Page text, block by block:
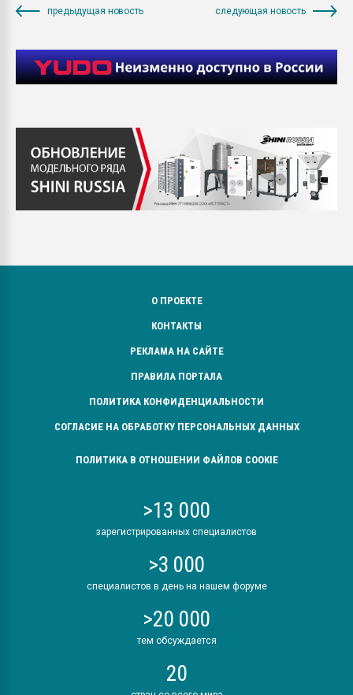
предыдущая новость следующая новость
О ПРОЕКТЕ
КОНТАКТЫ
РЕКЛАМА НА САЙТЕ
ПРАВИЛА ПОРТАЛА
ПОЛИТИКА КОНФИДЕНЦИАЛЬНОСТИ
СОГЛАСИЕ НА ОБРАБОТКУ ПЕРСОНАЛЬНЫХ ДАННЫХ
ПОЛИТИКА В ОТНОШЕНИИ ФАЙЛОВ COOKIE
>13 000
зарегистрированных специалистов
>3 000
специалистов в день на нашем форуме
>20 000
тем обсуждается
20